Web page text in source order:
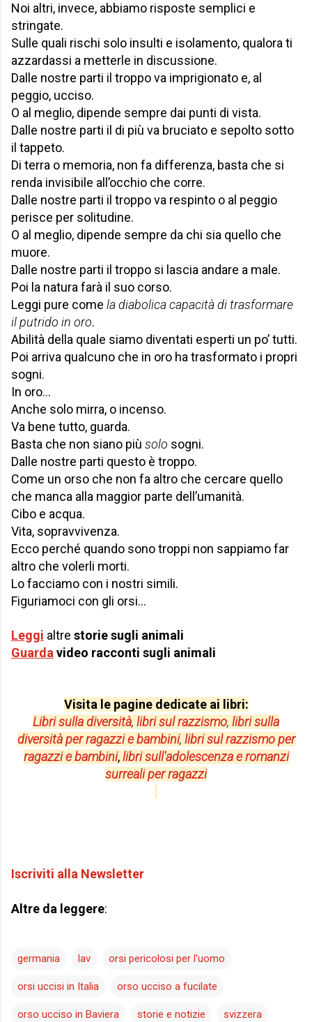
Noi altri, invece, abbiamo risposte semplici e
stringate.
Sulle quali rischi solo insulti e isolamento, qualora ti
azzardassi a metterle in discussione.
Dalle nostre parti il troppo va imprigionato e, al
peggio, ucciso.
O al meglio, dipende sempre dai punti di vista.
Dalle nostre parti il di più va bruciato e sepolto sotto
il tappeto.
Di terra o memoria, non fa differenza, basta che si
renda invisibile all’occhio che corre.
Dalle nostre parti il troppo va respinto o al peggio
perisce per solitudine.
O al meglio, dipende sempre da chi sia quello che
muore.
Dalle nostre parti il troppo si lascia andare a male.
Poi la natura farà il suo corso.
Leggi pure come la diabolica capacità di trasformare
il putrido in oro.
Abilità della quale siamo diventati esperti un po’ tutti.
Poi arriva qualcuno che in oro ha trasformato i propri
sogni.
In oro…
Anche solo mirra, o incenso.
Va bene tutto, guarda.
Basta che non siano più solo sogni.
Dalle nostre parti questo è troppo.
Come un orso che non fa altro che cercare quello
che manca alla maggior parte dell’umanità.
Cibo e acqua.
Vita, sopravvivenza.
Ecco perché quando sono troppi non sappiamo far
altro che volerli morti.
Lo facciamo con i nostri simili.
Figuriamoci con gli orsi…
Leggi altre storie sugli animali
Guardavideo racconti sugli animali
Visita le pagine dedicate ai libri:
Libri sulla diversità, libri sul razzismo, libri sulla
diversità perragazzi e bambini, libri sul razzismo per
ragazzi e bambini,libri sull'adolescenza e romanzi
surreali per ragazzi
Iscriviti alla Newsletter
Altre da leggere:
germania lav orsi pericolosi per l'uomo
orsi uccisi in Italia orso ucciso a fucilate
orso ucciso in Baviera storie e notizie svizzera